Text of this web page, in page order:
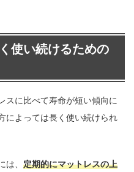
使い続けるための
スに比べて寿命が短い傾向に
によっては長く使い続けられ
は、 定期的にマットレスの上